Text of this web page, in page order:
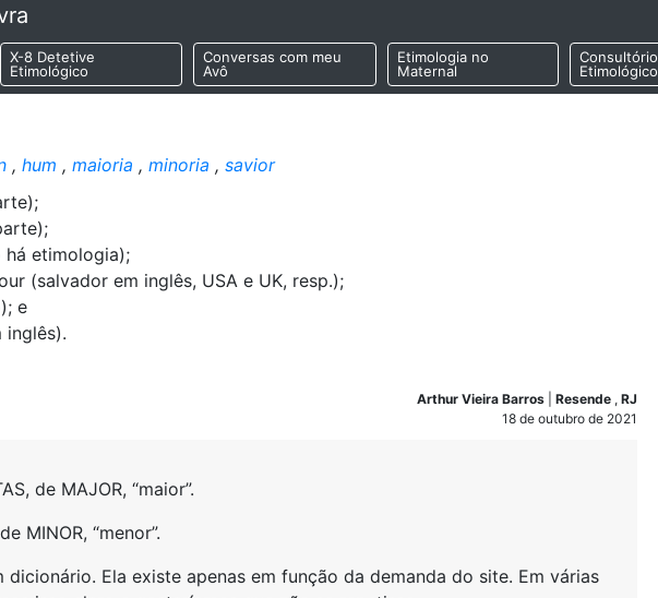
X-8 Detetive
Etimológico
Conversas com meu
Avô
Etimologia no
Maternal
Consultório
Etimológico
, hum , maioria , minoria , savior
há etimologia);
(salvador em inglês, USA e UK, resp.);
e
inglês).
Arthur Vieira Barros Resende , RJ
18 de outubro de 2021
de MAJOR, “maior”.
MINOR, “menor”.
dicionário. Ela existe apenas em função da demanda do site. Em várias